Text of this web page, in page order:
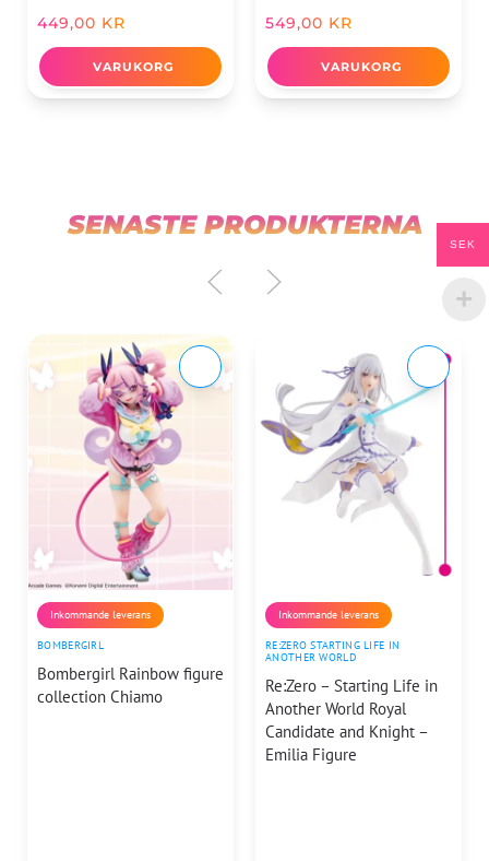
449,00 KR
VARUKORG
549,00 KR
VARUKORG
SENASTE PRODUKTERNA
Inkommande leverans
BOMBERGIRL
Bombergirl Rainbow figure
collection Chiamo
Inkommande leverans
RE:ZERO STARTING LIFE IN
ANOTHER WORLD
Re:Zero – Starting Life in
Another World Royal
Candidate and Knight –
Emilia Figure
SEK